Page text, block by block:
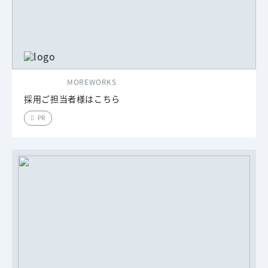
MOREWORKS
採用ご担当者様はこちら
PR